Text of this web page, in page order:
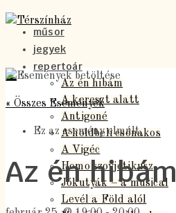
műsor
jegyek
repertoár
Az én hibám
A kereszt alatt
Antigoné
A holdbeli csónakos
A Vigéc
Homo szovjetikusz
Jókutyák – a musical
Levél a Föld alól
« Összes Események
Ez az esemény elmúlt.
Az én hibám